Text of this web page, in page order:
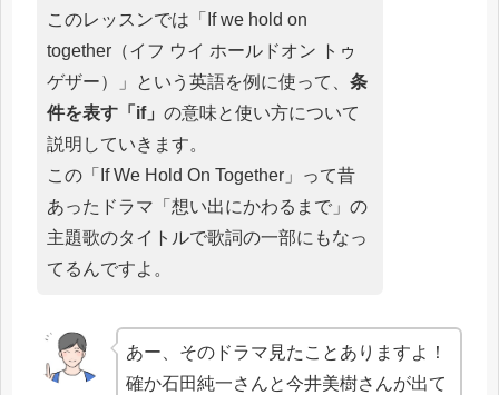
このレッスンでは「If we hold on
together（イフ ウイ ホールドオン トゥ
ゲザー）」という英語を例に使って、 条
件を表す「if」 の意味と使い方について
説明していきます。
この「If We Hold On Together」って昔
あったドラマ「想い出にかわるまで」の
主題歌のタイトルで歌詞の一部にもなっ
てるんですよ。
あー、そのドラマ見たことありますよ！
確か石田純一さんと今井美樹さんが出て